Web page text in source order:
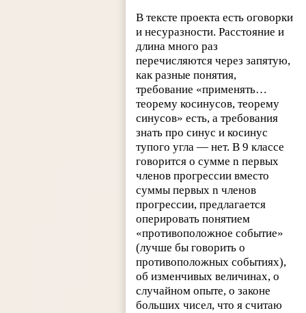
В тексте проекта есть оговорки
и несуразности. Расстояние и
длина много раз
перечисляются через запятую,
как разные понятия,
требование «применять…
теорему косинусов, теорему
синусов» есть, а требования
знать про синус и косинус
тупого угла — нет. В 9 классе
говорится о сумме n первых
членов прогрессии вместо
суммы первых n членов
прогрессии, предлагается
оперировать понятием
«противоположное событие»
(лучше бы говорить о
противоположных событиях),
об изменчивых величинах, о
случайном опыте, о законе
больших чисел, что я считаю